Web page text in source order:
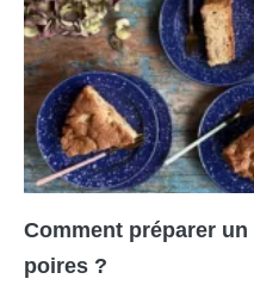
Comment préparer
poires ?